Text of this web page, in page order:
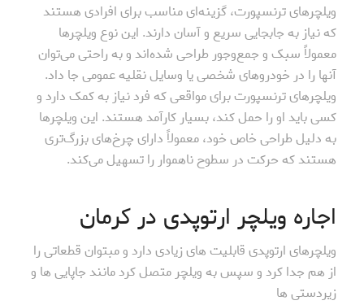
ویلچرهای ترنسپورت، گزینه‌ای مناسب برای افرادی هستند
که نیاز به جابجایی سریع و آسان دارند. این نوع ویلچرها
معمولاً سبک و جمع‌وجور طراحی شده‌اند و به راحتی می‌توان
آنها را در خودروهای شخصی یا وسایل نقلیه عمومی جا داد.
ویلچرهای ترنسپورت برای مواقعی که فرد نیاز به کمک دارد و
کسی باید او را حمل کند، بسیار کارآمد هستند. این ویلچرها
به دلیل طراحی خاص خود، معمولاً دارای چرخ‌های بزرگ‌تری
هستند که حرکت در سطوح ناهموار را تسهیل می‌کند.
اجاره ویلچر ارتوپدی در کرمان
ویلچرهای ارتوپدی قابلیت های زیادی دارد و مبتوان قطعاتی را
از هم جدا کرد و سپس به ویلچر متصل کرد مانند جاپایی ها و
زیردستی ها